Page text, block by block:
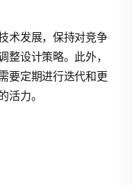
术发展，保持对竞争
整设计策略。此外，
要定期进行迭代和更
活力。